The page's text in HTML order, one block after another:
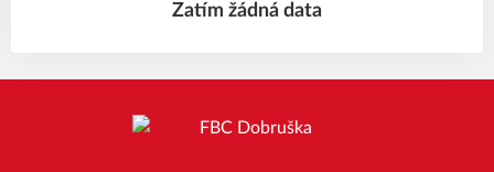
Zatím žádná data